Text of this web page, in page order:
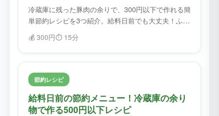
冷蔵庫に残った豚肉の余りで、300円以下で作れる簡
単節約レシピを3つ紹介。給料日前でも大丈夫！ふど
ろすで食材を無駄にせず、美味しく節約。
💰 300円⏱️ 15分
節約レシピ
給料日前の節約メニュー！冷蔵庫の余り
物で作る500円以下レシピ